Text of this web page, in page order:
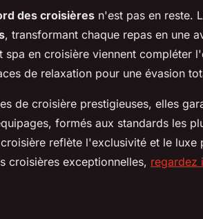
des croisières n'est pas en reste.
, transformant chaque repas en une
spa en croisière viennent compléter
de relaxation pour une évasion
de croisière prestigieuses, elles
formés aux standards les
reflète l'exclusivité et le luxe
croisières exceptionnelles, regardez